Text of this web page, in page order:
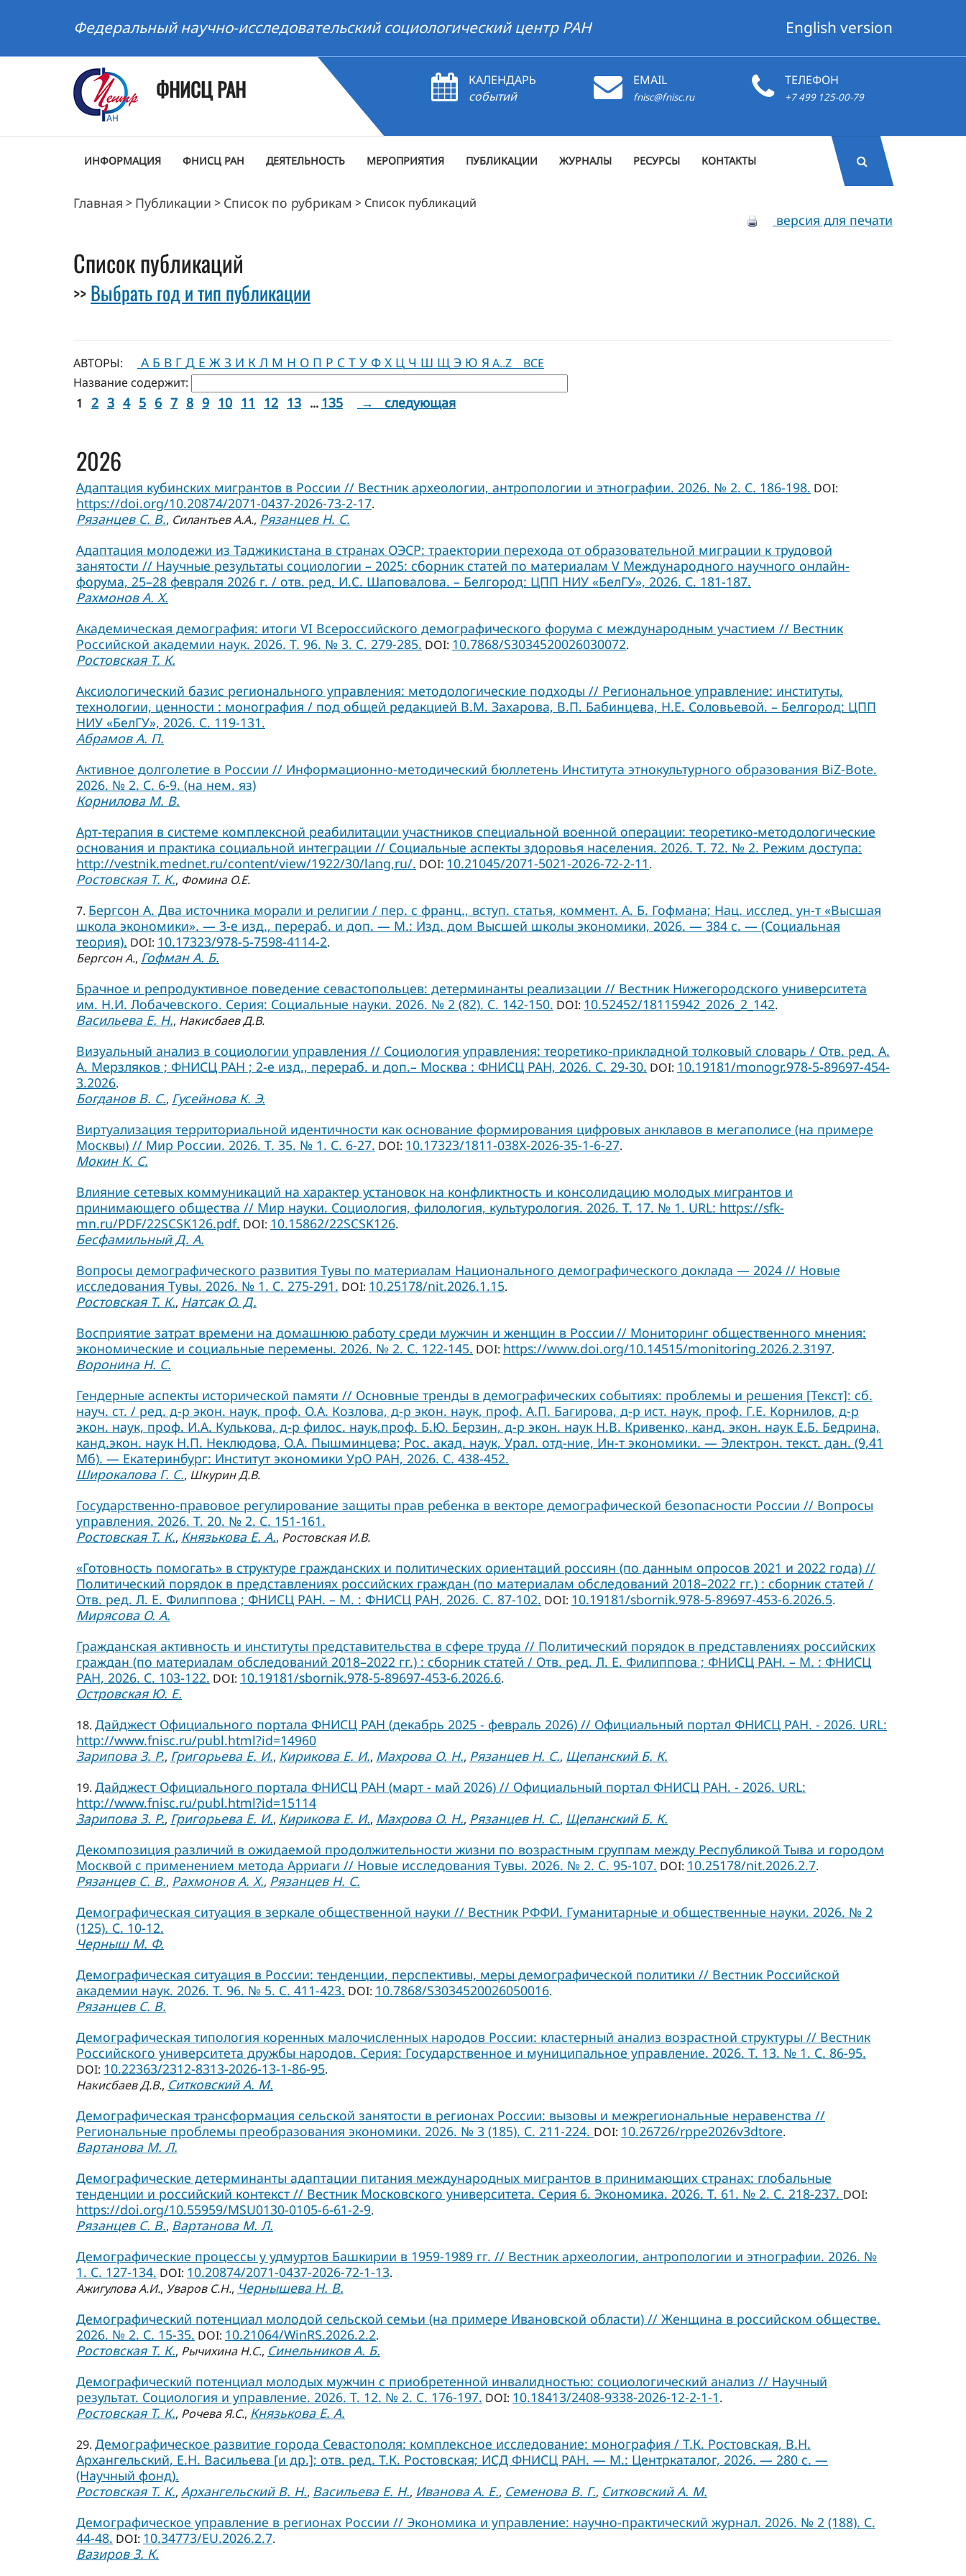
Федеральный научно-исследовательский социологический центр РАН English version
ФНИСЦ РАН
КАЛЕНДАРЬ
событий
EMAIL
fnisc@fnisc.ru
ТЕЛЕФОН
+7 499 125-00-79
ИНФОРМАЦИЯ ФНИСЦ РАН ДЕЯТЕЛЬНОСТЬ МЕРОПРИЯТИЯ ПУБЛИКАЦИИ ЖУРНАЛЫ РЕСУРСЫ КОНТАКТЫ
Главная > Публикации > Список по рубрикам > Список публикаций
версия для печати
Список публикаций
>>Выбрать год и тип публикации
АВТОРЫ: А Б В Г Д Е Ж З И К Л М Н О П Р С Т У Ф Х Ц Ч Ш Щ Э Ю Я A..Z ВСЕ
Название содержит:
1
2 3 4 5 6 7 8 9 10 11 12 13 ... 135 → следующая
2026
Адаптация кубинских мигрантов в России // Вестник археологии, антропологии и этнографии. 2026. № 2. С. 186-198. DOI:
https://doi.org/10.20874/2071-0437-2026-73-2-17.
Рязанцев С. В., Силантьев А.А., Рязанцев Н. С.
Адаптация молодежи из Таджикистана в странах ОЭСР: траектории перехода от образовательной миграции к трудовой
занятости // Научные результаты социологии – 2025: сборник статей по материалам V Международного научного онлайн-
форума, 25–28 февраля 2026 г. / отв. ред. И.С. Шаповалова. – Белгород: ЦПП НИУ «БелГУ», 2026. С. 181-187.
Рахмонов А. Х.
Академическая демография: итоги VI Всероссийского демографического форума с международным участием // Вестник
Российской академии наук. 2026. Т. 96. № 3. С. 279-285. DOI: 10.7868/S3034520026030072.
Ростовская Т. К.
Аксиологический базис регионального управления: методологические подходы // Региональное управление: институты,
технологии, ценности : монография / под общей редакцией В.М. Захарова, В.П. Бабинцева, Н.Е. Соловьевой. – Белгород: ЦПП
НИУ «БелГУ», 2026. С. 119-131.
Абрамов А. П.
Активное долголетие в России // Информационно-методический бюллетень Института этнокультурного образования BiZ-Bote.
2026. № 2. С. 6-9. (на нем. яз)
Корнилова М. В.
Арт-терапия в системе комплексной реабилитации участников специальной военной операции: теоретико-методологические
основания и практика социальной интеграции // Социальные аспекты здоровья населения. 2026. Т. 72. № 2. Режим доступа:
http://vestnik.mednet.ru/content/view/1922/30/lang,ru/. DOI: 10.21045/2071-5021-2026-72-2-11.
Ростовская Т. К., Фомина О.Е.
7. Бергсон А. Два источника морали и религии / пер. с франц., вступ. статья, коммент. А. Б. Гофмана; Нац. исслед. ун-т «Высшая
школа экономики». — 3-е изд., перераб. и доп. — М.: Изд. дом Высшей школы экономики, 2026. — 384 с. — (Социальная
теория). DOI: 10.17323/978-5-7598-4114-2.
Бергсон А., Гофман А. Б.
Брачное и репродуктивное поведение севастопольцев: детерминанты реализации // Вестник Нижегородского университета
им. Н.И. Лобачевского. Серия: Социальные науки. 2026. № 2 (82). С. 142-150. DOI: 10.52452/18115942_2026_2_142.
Васильева Е. Н., Накисбаев Д.В.
Визуальный анализ в социологии управления // Социология управления: теоретико-прикладной толковый словарь / Отв. ред. А.
А. Мерзляков ; ФНИСЦ РАН ; 2-е изд., перераб. и доп.– Москва : ФНИСЦ РАН, 2026. С. 29-30. DOI: 10.19181/monogr.978-5-89697-454-
3.2026.
Богданов В. С., Гусейнова К. Э.
Виртуализация территориальной идентичности как основание формирования цифровых анклавов в мегаполисе (на примере
Москвы) // Мир России. 2026. Т. 35. № 1. С. 6-27. DOI: 10.17323/1811-038Х-2026-35-1-6-27.
Мокин К. С.
Влияние сетевых коммуникаций на характер установок на конфликтность и консолидацию молодых мигрантов и
принимающего общества // Мир науки. Социология, филология, культурология. 2026. Т. 17. № 1. URL: https://sfk-
mn.ru/PDF/22SCSK126.pdf. DOI: 10.15862/22SCSK126.
Бесфамильный Д. А.
Вопросы демографического развития Тувы по материалам Национального демографического доклада — 2024 // Новые
исследования Тувы. 2026. № 1. С. 275-291. DOI: 10.25178/nit.2026.1.15.
Ростовская Т. К., Натсак О. Д.
Восприятие затрат времени на домашнюю работу среди мужчин и женщин в России // Мониторинг общественного мнения:
экономические и социальные перемены. 2026. № 2. С. 122-145. DOI: https://www.doi.org/10.14515/monitoring.2026.2.3197.
Воронина Н. С.
Гендерные аспекты исторической памяти // Основные тренды в демографических событиях: проблемы и решения [Текст]: сб.
науч. ст. / ред. д-р экон. наук, проф. О.А. Козлова, д-р экон. наук, проф. А.П. Багирова, д-р ист. наук, проф. Г.Е. Корнилов, д-р
экон. наук, проф. И.А. Кулькова, д-р филос. наук,проф. Б.Ю. Берзин, д-р экон. наук Н.В. Кривенко, канд. экон. наук Е.Б. Бедрина,
канд.экон. наук Н.П. Неклюдова, О.А. Пышминцева; Рос. акад. наук, Урал. отд-ние, Ин-т экономики. — Электрон. текст. дан. (9,41
Мб). — Екатеринбург: Институт экономики УрО РАН, 2026. С. 438-452.
Широкалова Г. С., Шкурин Д.В.
Государственно-правовое регулирование защиты прав ребенка в векторе демографической безопасности России // Вопросы
управления. 2026. Т. 20. № 2. С. 151-161.
Ростовская Т. К., Князькова Е. А., Ростовская И.В.
«Готовность помогать» в структуре гражданских и политических ориентаций россиян (по данным опросов 2021 и 2022 года) //
Политический порядок в представлениях российских граждан (по материалам обследований 2018–2022 гг.) : сборник статей /
Отв. ред. Л. Е. Филиппова ; ФНИСЦ РАН. – М. : ФНИСЦ РАН, 2026. C. 87-102. DOI: 10.19181/sbornik.978-5-89697-453-6.2026.5.
Мирясова О. А.
Гражданская активность и институты представительства в сфере труда // Политический порядок в представлениях российских
граждан (по материалам обследований 2018–2022 гг.) : сборник статей / Отв. ред. Л. Е. Филиппова ; ФНИСЦ РАН. – М. : ФНИСЦ
РАН, 2026. C. 103-122. DOI: 10.19181/sbornik.978-5-89697-453-6.2026.6.
Островская Ю. Е.
18. Дайджест Официального портала ФНИСЦ РАН (декабрь 2025 - февраль 2026) // Официальный портал ФНИСЦ РАН. - 2026. URL:
http://www.fnisc.ru/publ.html?id=14960
Зарипова З. Р., Григорьева Е. И., Кирикова Е. И., Махрова О. Н., Рязанцев Н. С., Щепанский Б. К.
19. Дайджест Официального портала ФНИСЦ РАН (март - май 2026) // Официальный портал ФНИСЦ РАН. - 2026. URL:
http://www.fnisc.ru/publ.html?id=15114
Зарипова З. Р., Григорьева Е. И., Кирикова Е. И., Махрова О. Н., Рязанцев Н. С., Щепанский Б. К.
Декомпозиция различий в ожидаемой продолжительности жизни по возрастным группам между Республикой Тыва и городом
Москвой с применением метода Арриаги // Новые исследования Тувы. 2026. № 2. С. 95-107. DOI: 10.25178/nit.2026.2.7.
Рязанцев С. В., Рахмонов А. Х., Рязанцев Н. С.
Демографическая ситуация в зеркале общественной науки // Вестник РФФИ. Гуманитарные и общественные науки. 2026. № 2
(125). С. 10-12.
Черныш М. Ф.
Демографическая ситуация в России: тенденции, перспективы, меры демографической политики // Вестник Российской
академии наук. 2026. Т. 96. № 5. С. 411-423. DOI: 10.7868/S3034520026050016.
Рязанцев С. В.
Демографическая типология коренных малочисленных народов России: кластерный анализ возрастной структуры // Вестник
Российского университета дружбы народов. Серия: Государственное и муниципальное управление. 2026. Т. 13. № 1. C. 86-95.
DOI: 10.22363/2312-8313-2026-13-1-86-95.
Накисбаев Д.В., Ситковский А. М.
Демографическая трансформация сельской занятости в регионах России: вызовы и межрегиональные неравенства //
Региональные проблемы преобразования экономики. 2026. № 3 (185). С. 211-224. DOI: 10.26726/rppe2026v3dtore.
Вартанова М. Л.
Демографические детерминанты адаптации питания международных мигрантов в принимающих странах: глобальные
тенденции и российский контекст // Вестник Московского университета. Серия 6. Экономика. 2026. Т. 61. № 2. С. 218-237. DOI:
https://doi.org/10.55959/MSU0130-0105-6-61-2-9.
Рязанцев С. В., Вартанова М. Л.
Демографические процессы у удмуртов Башкирии в 1959-1989 гг. // Вестник археологии, антропологии и этнографии. 2026. №
1. С. 127-134. DOI: 10.20874/2071-0437-2026-72-1-13.
Ажигулова А.И., Уваров С.Н., Чернышева Н. В.
Демографический потенциал молодой сельской семьи (на примере Ивановской области) // Женщина в российском обществе.
2026. № 2. С. 15-35. DOI: 10.21064/WinRS.2026.2.2.
Ростовская Т. К., Рычихина Н.С., Синельников А. Б.
Демографический потенциал молодых мужчин с приобретенной инвалидностью: социологический анализ // Научный
результат. Социология и управление. 2026. Т. 12. № 2. С. 176-197. DOI: 10.18413/2408-9338-2026-12-2-1-1.
Ростовская Т. К., Рочева Я.С., Князькова Е. А.
29. Демографическое развитие города Севастополя: комплексное исследование: монография / Т.К. Ростовская, В.Н.
Архангельский, Е.Н. Васильева [и др.]; отв. ред. Т.К. Ростовская; ИСД ФНИСЦ РАН. — М.: Центркаталог, 2026. — 280 с. —
(Научный фонд).
Ростовская Т. К., Архангельский В. Н., Васильева Е. Н., Иванова А. Е., Семенова В. Г., Ситковский А. М.
Демографическое управление в регионах России // Экономика и управление: научно-практический журнал. 2026. № 2 (188). С.
44-48. DOI: 10.34773/EU.2026.2.7.
Вазиров З. К.